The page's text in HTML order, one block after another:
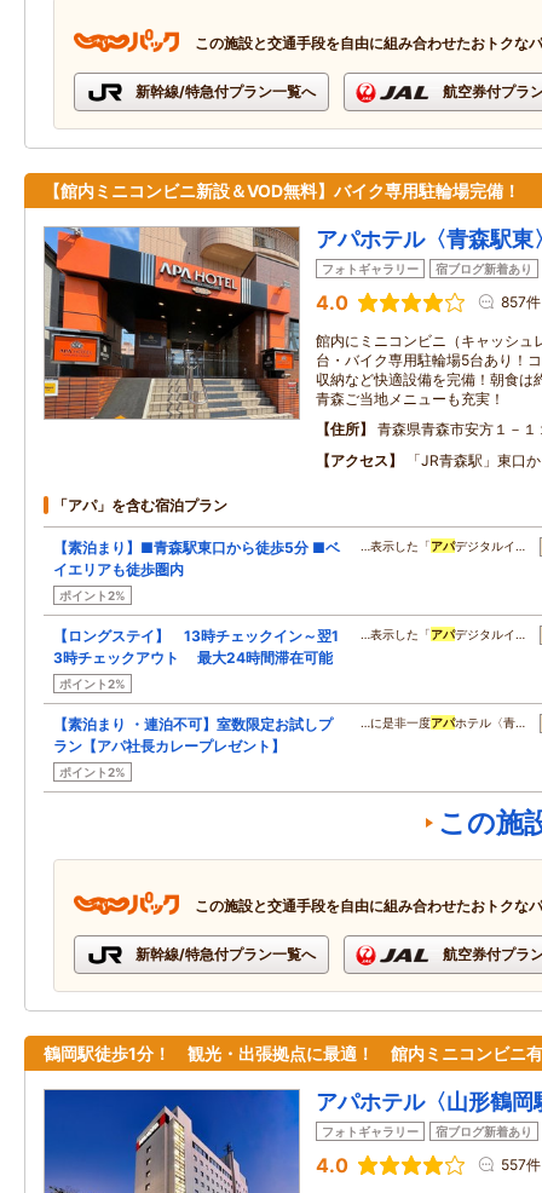
この施設と交通手段を自由に組み合わせたおトクな
新幹線/特急付プラン一覧へ 航空券付プラ
【館内ミニコンビニ新設＆VOD無料】バイク専用駐輪場完備！
アパホテル〈青森駅東
フォトギャラリー 宿ブログ新着あり
4.0 857件
館内にミニコンビニ（キャッシュ
台・バイク専用駐輪場5台あり！
収納など快適設備を完備！朝食
青森ご当地メニューも充実！
住所
青森県青森市安方１－１
アクセス
「JR青森駅」東口
「アパ」を含む宿泊プラン
【素泊まり】■青森駅東口から徒歩5分 ■ベ
イエリアも徒歩圏内
ポイント2%
…表示した「アパデジタルイ…
【ロングステイ】 13時チェックイン～翌1
3時チェックアウト 最大24時間滞在可能
ポイント2%
…表示した「アパデジタルイ…
【素泊まり ・連泊不可】室数限定お試しプ
ラン【アパ社長カレープレゼント】
ポイント2%
…に是非一度アパホテル〈青…
この施
この施設と交通手段を自由に組み合わせたおトクな
新幹線/特急付プラン一覧へ 航空券付プラ
鶴岡駅徒歩1分！ 観光・出張拠点に最適！ 館内ミニコンビニ
アパホテル〈山形鶴岡
フォトギャラリー 宿ブログ新着あり
4.0 557件